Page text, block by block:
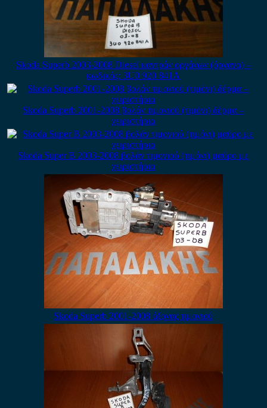
Skoda Superb 2003-2008 Diesel καντράν οργάνων (όργανα) –
κωδικός: 3U0 920 841A
Skoda Superb 2001-2008 βολάν τιμονιού (τιμόνι) δέρμα –
χειριστήρια
Skoda Super B 2003-2008 βολάν τιμονιού (τιμόνι) μαύρο με
χειριστήρια
Skoda Superb 2001-2008 άξονας τιμονιού